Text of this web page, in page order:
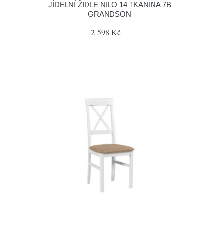
JÍDELNÍ ŽIDLE NILO 14 TKANINA 7B
GRANDSON
2 598 Kč